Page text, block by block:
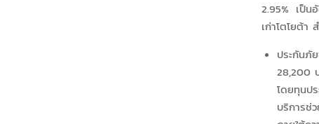
2.95% เป็น
เก่าโตโยต้า
ประกันภั
28,200
โดยทุนป
บริการช่